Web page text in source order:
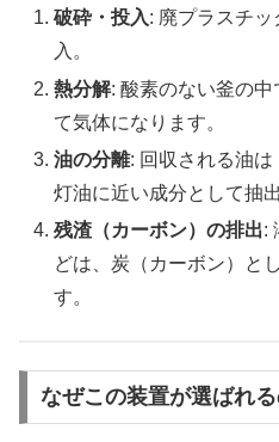
破砕・投入: 廃プラスチ
入。
熱分解: 酸素のない釜の
て気体になります。
油の分離: 回収される油
灯油に近い成分として抽
残渣（カーボン）の排出:
どは、炭（カーボン）と
す。
なぜこの装置が選ばれ